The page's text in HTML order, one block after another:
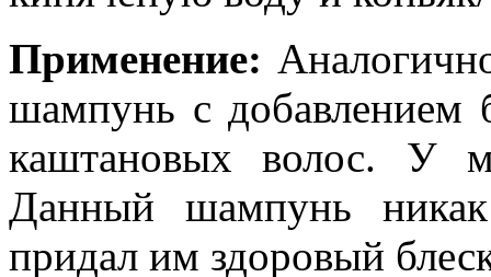
Применение:
шампунь с добавлением
каштановых волос. У
Данный шампунь
придал им здоровый